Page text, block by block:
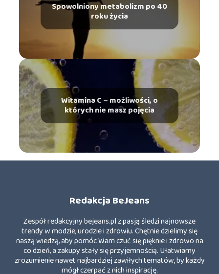
Spowolniony metabolizm po 40
roku życia
Witamina C – możliwości, o
których nie masz pojęcia
Redakcja BeJeans
Zespół redakcyjny bejeans.pl z pasją śledzi najnowsze
trendy w modzie, urodzie i zdrowiu. Chętnie dzielimy się
naszą wiedzą, aby pomóc Wam czuć się pięknie i zdrowo na
co dzień, a zakupy stały się przyjemnością. Ułatwiamy
zrozumienie nawet najbardziej zawiłych tematów, by każdy
mógł czerpać z nich inspirację.